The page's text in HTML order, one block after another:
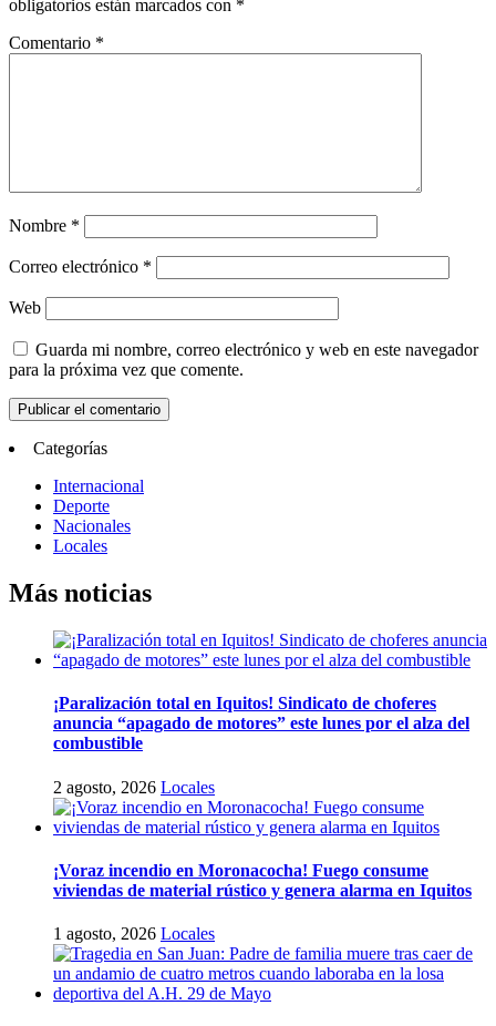
obligatorios están marcados con *
Comentario *
Nombre *
Correo electrónico *
Web
Guarda mi nombre, correo electrónico y web en este navegador
para la próxima vez que comente.
Categorías
Internacional
Deporte
Nacionales
Locales
Más noticias
¡Paralización total en Iquitos! Sindicato de choferes
anuncia “apagado de motores” este lunes por el alza del
combustible
2 agosto, 2026 Locales
¡Voraz incendio en Moronacocha! Fuego consume
viviendas de material rústico y genera alarma en Iquitos
1 agosto, 2026 Locales